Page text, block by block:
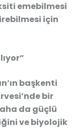
emebilmesi
için
başkenti
bir
da güçlü
ve biyolojik